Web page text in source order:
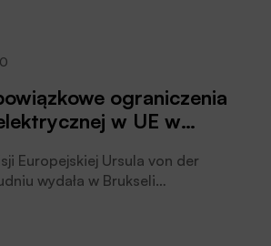
ograniczenia
w UE w
Europejskiej Ursula von der
wydała w Brukseli